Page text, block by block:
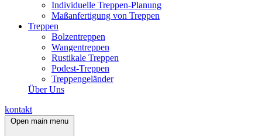
Individuelle Treppen-Planung
Maßanfertigung von Treppen
Treppen
Bolzentreppen
Wangentreppen
Rustikale Treppen
Podest-Treppen
Treppengeländer
Über Uns
kontakt
Open main menu